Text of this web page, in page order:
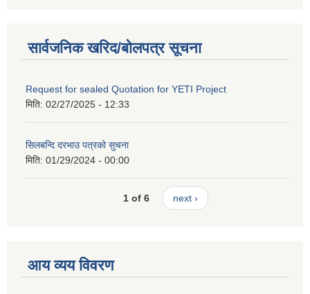
सार्वजनिक खरिद/बोलपत्र सूचना
Request for sealed Quotation for YETI Project
मिति: 02/27/2025 - 12:33
सिलबन्दि दरभाउ पत्रको सुचना
मिति: 01/29/2024 - 00:00
1 of 6 next ›
आय व्यय विवरण